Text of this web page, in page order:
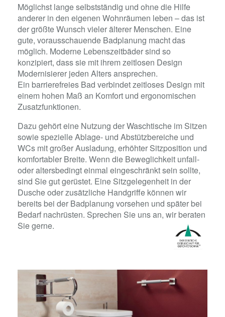
Möglichst lange selbstständig und ohne die Hilfe
anderer in den eigenen Wohnräumen leben – das ist
der größte Wunsch vieler älterer Menschen. Eine
gute, vorausschauende Badplanung macht das
möglich. Moderne Lebenszeitbäder sind so
konzipiert, dass sie mit ihrem zeitlosen Design
Modernisierer jeden Alters ansprechen.
Ein barrierefreies Bad verbindet zeitloses Design mit
einem hohen Maß an Komfort und ergonomischen
Zusatzfunktionen.
Dazu gehört eine Nutzung der Waschtische im Sitzen
sowie spezielle Ablage- und Abstützbereiche und
WCs mit großer Ausladung, erhöhter Sitzposition und
komfortabler Breite. Wenn die Beweglichkeit unfall-
oder altersbedingt einmal eingeschränkt sein sollte,
sind Sie gut gerüstet. Eine Sitzgelegenheit in der
Dusche oder zusätzliche Handgriffe können wir
bereits bei der Badplanung vorsehen und später bei
Bedarf nachrüsten. Sprechen Sie uns an, wir beraten
Sie gerne.